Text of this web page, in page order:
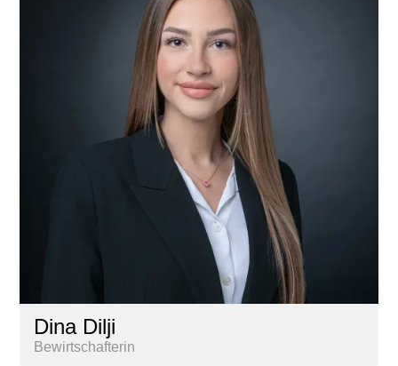
Dina Dilji
Bewirtschafterin